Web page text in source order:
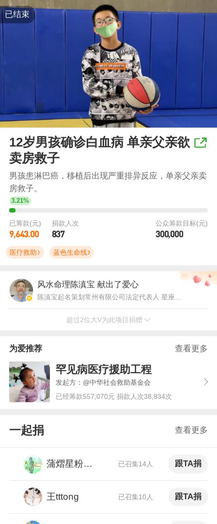
已结束
12岁男孩确诊白血病 单亲父亲欲
卖房救子
男孩患淋巴癌，移植后出现严重排异反应，单亲父亲卖
房救子。
3.21%
已筹款(元)
9,643.00
捐款人次
837
公众筹款目标(元)
300,000
医疗救助 蓝色生命线
风水命理陈滇宝 献出了爱心
林哥观察献出了爱心
超过2位大V为此项目捐赠
查看更多
为爱推荐
罕见病医疗援助工程
发起方：@中华社会救助基金会
已经筹款557,070元 捐款人次38,834次
查看更多
一起捐
蒲熠星粉丝公益小队 已召集14人 跟TA捐
王tttong 已召集10人 跟TA捐